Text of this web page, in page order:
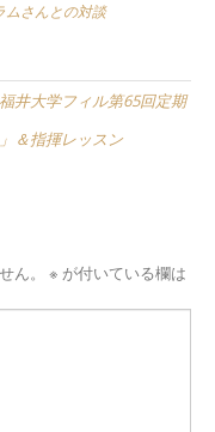
ムさんとの対談
井大学フィル第65回定期
＆指揮レッスン
ん。 ※ が付いている欄は